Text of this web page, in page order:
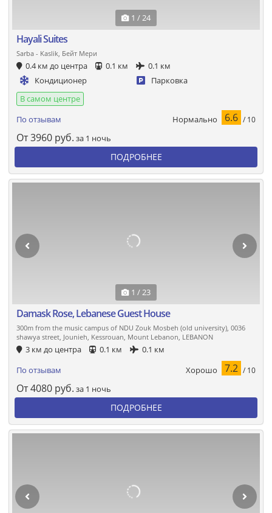
1 / 24
Hayali Suites
Sarba - Kaslik, Бейт Мери
0.4 км до центра 0.1 км
0.1 км
Кондиционер
Парковка
В самом центре
По отзывам
Нормально 6.6 / 10
От3960 руб. за 1 ночь
ПОДРОБНЕЕ
1 / 23
Damask Rose, Lebanese Guest House
300m from the music campus of NDU Zouk Mosbeh (old university), 0036
shawya street, Jounieh, Kessrouan, Mount Lebanon, LEBANON
3 км до центра 0.1 км
0.1 км
По отзывам
Хорошо 7.2 / 10
От4080 руб. за 1 ночь
ПОДРОБНЕЕ